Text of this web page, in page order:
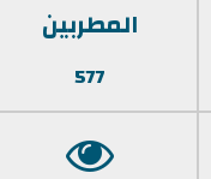
المطربين
577